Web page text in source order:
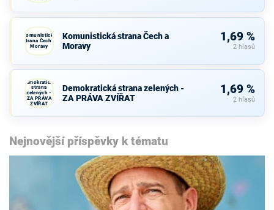
Komunistická
strana Čech a
Moravy
Komunistická strana Čech a
Moravy
1,69 %
2 hlasů
Demokratická
strana
zelených -
ZA PRÁVA
ZVÍŘAT
Demokratická strana zelených -
ZA PRÁVA ZVÍŘAT
1,69 %
2 hlasů
Nejnovější příspěvky k tématu